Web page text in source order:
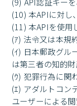
(10) 本APIに対し
(11) 本APIを使用
(ｱ) 法令又は本規
(ｲ) 日本郵政グル
は第三者の知的
(ｳ) 犯罪行為に関
(ｴ) アダルトコン
ユーザーによる